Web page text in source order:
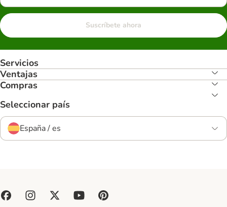
Suscríbete ahora
Servicios
Ventajas
Compras
Seleccionar país
España / es